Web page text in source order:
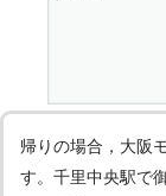
帰りの場合，大阪
す。千里中央駅で